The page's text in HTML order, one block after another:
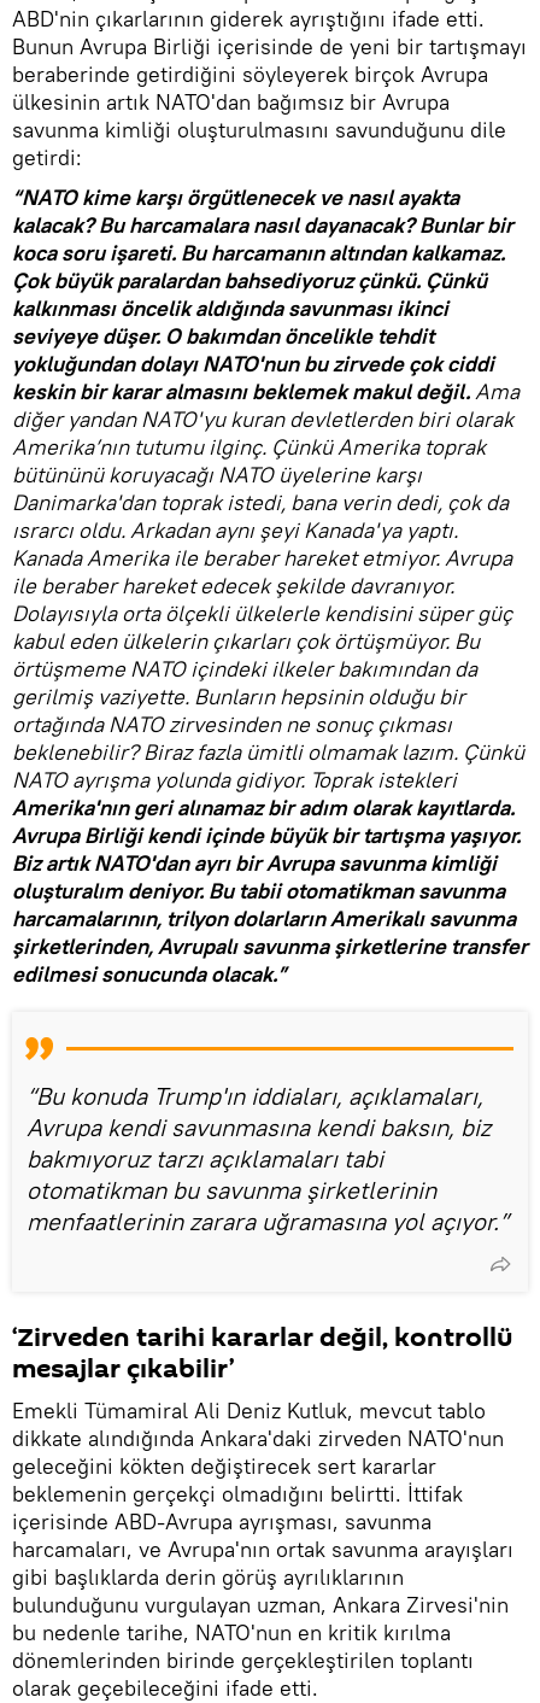
ABD'nin çıkarlarının giderek ayrıştığını ifade etti.
Bunun Avrupa Birliği içerisinde de yeni bir tartışmayı
beraberinde getirdiğini söyleyerek birçok Avrupa
ülkesinin artık NATO'dan bağımsız bir Avrupa
savunma kimliği oluşturulmasını savunduğunu dile
getirdi:
“NATO kime karşı örgütlenecek ve nasıl ayakta
kalacak? Bu harcamalara nasıl dayanacak? Bunlar bir
koca soru işareti. Bu harcamanın altından kalkamaz.
Çok büyük paralardan bahsediyoruz çünkü. Çünkü
kalkınması öncelik aldığında savunması ikinci
seviyeye düşer. O bakımdan öncelikle tehdit
yokluğundan dolayı NATO'nun bu zirvede çok ciddi
keskin bir karar almasını beklemek makul değil.Ama
diğer yandan NATO'yu kuran devletlerden biri olarak
Amerika’nın tutumu ilginç. Çünkü Amerika toprak
bütününü koruyacağı NATO üyelerine karşı
Danimarka'dan toprak istedi, bana verin dedi, çok da
ısrarcı oldu. Arkadan aynı şeyi Kanada'ya yaptı.
Kanada Amerika ile beraber hareket etmiyor. Avrupa
ile beraber hareket edecek şekilde davranıyor.
Dolayısıyla orta ölçekli ülkelerle kendisini süper güç
kabul eden ülkelerin çıkarları çok örtüşmüyor. Bu
örtüşmeme NATO içindeki ilkeler bakımından da
gerilmiş vaziyette. Bunların hepsinin olduğu bir
ortağında NATO zirvesinden ne sonuç çıkması
beklenebilir? Biraz fazla ümitli olmamak lazım. Çünkü
NATO ayrışma yolunda gidiyor. Toprak istekleri
Amerika'nın geri alınamaz bir adım olarak kayıtlarda.
Avrupa Birliği kendi içinde büyük bir tartışma yaşıyor.
Biz artık NATO'dan ayrı bir Avrupa savunma kimliği
oluşturalım deniyor. Bu tabii otomatikman savunma
harcamalarının, trilyon dolarların Amerikalı savunma
şirketlerinden, Avrupalı savunma şirketlerine transfer
edilmesi sonucunda olacak.”
“Bu konuda Trump'ın iddiaları, açıklamaları,
Avrupa kendi savunmasına kendi baksın, biz
bakmıyoruz tarzı açıklamaları tabi
otomatikman bu savunma şirketlerinin
menfaatlerinin zarara uğramasına yol açıyor.”
‘Zirveden tarihi kararlar değil, kontrollü
mesajlar çıkabilir’
Emekli Tümamiral Ali Deniz Kutluk, mevcut tablo
dikkate alındığında Ankara'daki zirveden NATO'nun
geleceğini kökten değiştirecek sert kararlar
beklemenin gerçekçi olmadığını belirtti. İttifak
içerisinde ABD-Avrupa ayrışması, savunma
harcamaları, ve Avrupa'nın ortak savunma arayışları
gibi başlıklarda derin görüş ayrılıklarının
bulunduğunu vurgulayan uzman, Ankara Zirvesi'nin
bu nedenle tarihe, NATO'nun en kritik kırılma
dönemlerinden birinde gerçekleştirilen toplantı
olarak geçebileceğini ifade etti.